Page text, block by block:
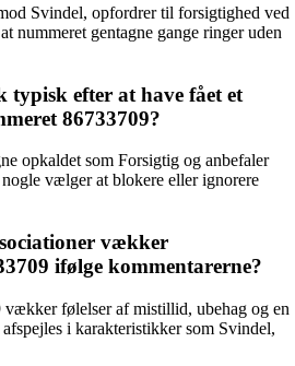
Svindel, opfordrer til forsigtighed ved
nummeret gentagne gange ringer uden
typisk efter at have fået et
86733709?
opkaldet som Forsigtig og anbefaler
vælger at blokere eller ignorere
vækker
ifølge kommentarerne?
vækker følelser af mistillid, ubehag og en
i karakteristikker som Svindel,